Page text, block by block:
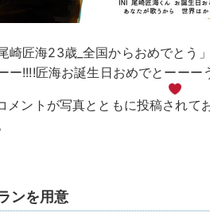
崎匠海23歳_全国からおめでとう
ー!!!!匠海お誕生日おめでとーーー
メントが写真とともに投稿され
ンを用意